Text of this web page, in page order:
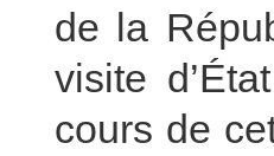
de la
visite
cours de